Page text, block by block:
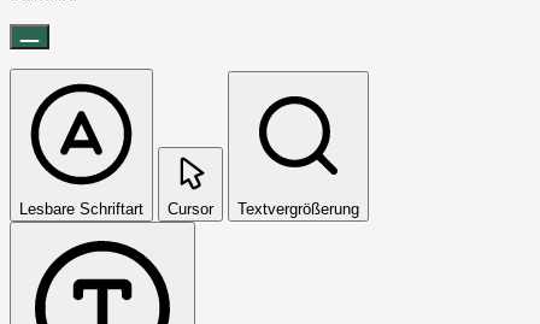
Lesbare Schriftart Cursor Textvergrößerung